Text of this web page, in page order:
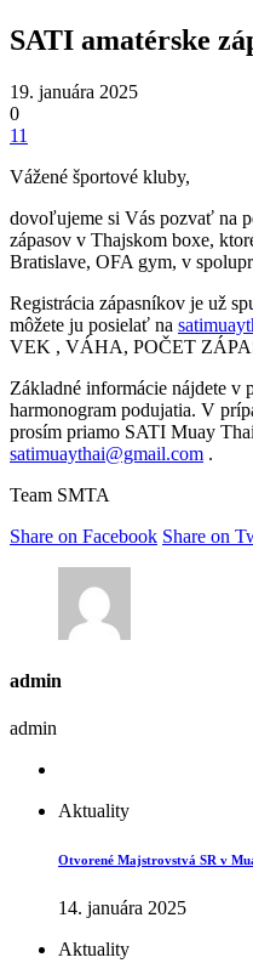
SATI amatérske
19. januára 2025
0
11
Vážené športové kluby,
dovoľujeme si Vás pozvať na
zápasov v Thajskom boxe,
Bratislave, OFA gym, v
Registrácia zápasníkov je už
môžete ju posielať na
VEK , VÁHA, POČET
Základné informácie nájdete v
harmonogram podujatia. V
prosím priamo SATI Muay
satimuaythai@gmail.com .
Team SMTA
Share on Facebook Share on
admin
admin
Aktuality
Otvorené Majstrovstvá SR v
14. januára 2025
Aktuality